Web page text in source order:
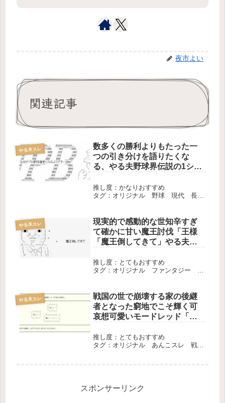
夜市よい
関連記事
やる夫スレ
数多くの勝利よりもたった一
つの引き分けを語りたくな
る、やる夫野球界伝説の1シー
になるようです」
推し度：かなりおすすめ
タグ：オリジナル 野球 現代 長
やる夫スレ
現実的で感動的な世知辛すぎ
て確かに甘い魔王討伐「王様
「魔王倒してきて」やる夫
推し度：とてもおすすめ
タグ：オリジナル ファンタジー 非
やる夫スレ
戦国の世で崩壊する家の後継
者となった窮地でこそ輝く可
哀想可愛いモードレッド「よ
い」
推し度：とてもおすすめ
タグ：オリジナル あんこスレ 戦
スポンサーリンク